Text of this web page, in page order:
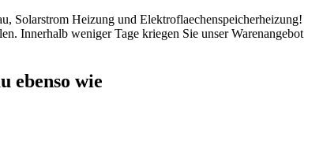
Solarstrom Heizung und Elektroflaechenspeicherheizung!
Innerhalb weniger Tage kriegen Sie unser Warenangebot
ebenso wie